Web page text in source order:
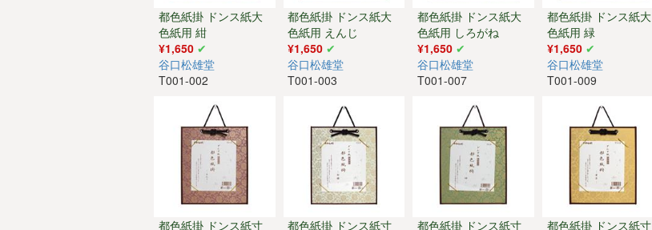
都色紙掛 ドンス紙大
色紙用 紺
¥1,650
谷口松雄堂
T001-002
都色紙掛 ドンス紙大
色紙用 えんじ
¥1,650
谷口松雄堂
T001-003
都色紙掛 ドンス紙大
色紙用 しろがね
¥1,650
谷口松雄堂
T001-007
都色紙掛 ドンス紙大
色紙用 緑
¥1,650
谷口松雄堂
T001-009
都色紙掛 ドンス紙寸
都色紙掛 ドンス紙寸
都色紙掛 ドンス紙寸
都色紙掛 ドンス紙寸